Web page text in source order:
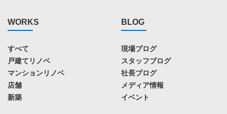
WORKS
すべて
戸建てリノベ
マンションリノベ
店舗
新築
BLOG
現場ブログ
スタッフブログ
社長ブログ
メディア情報
イベント